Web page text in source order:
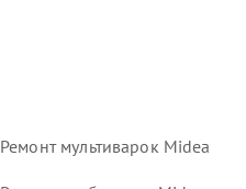
Ремонт мультиварок Midea